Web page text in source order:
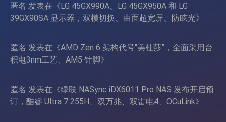
匿名 发表在《LG 45GX990A、LG 45GX950A 和 LG
39GX90SA 显示器，双模切换、曲面超宽屏、防眩光》
匿名 发表在《AMD Zen 6 架构代号“美杜莎”，全面采用台
积电3nm工艺、AM5 针脚》
匿名 发表在《绿联 NASync iDX6011 Pro NAS 发布开启预
订，酷睿 Ultra 7 255H、双万兆、双雷电4、OCuLink》